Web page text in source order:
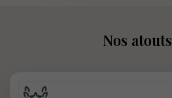
Nos atouts